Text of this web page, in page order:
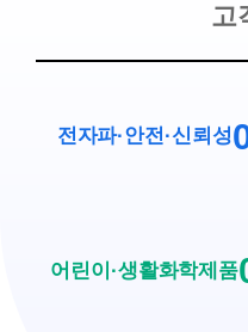
고
전자파·안전·신뢰성
어린이·생활화학제품